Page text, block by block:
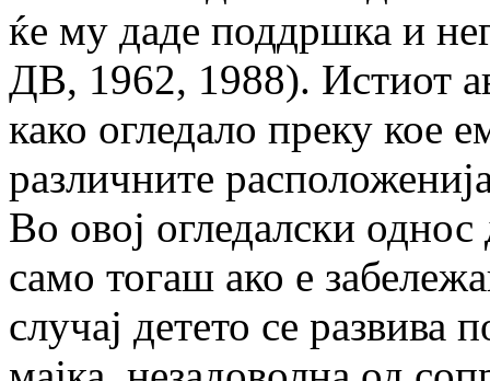
ќе му даде поддршка и
ДВ, 1962, 1988). Истиот
како огледало преку кое
различните
Во овој огледалски
само тогаш ако е
случај детето се развива